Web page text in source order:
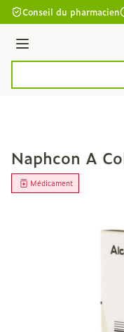
Aller au contenu
Conseil du pharmacien
Menu
Naphcon A
Médicament